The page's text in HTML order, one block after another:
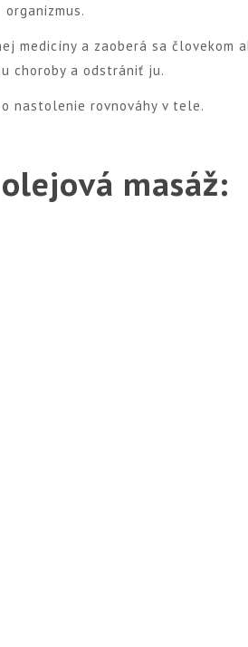
organizmus.
medicíny a zaoberá sa človekom
choroby a odstrániť ju.
nastolenie rovnováhy v tele.
masáž: